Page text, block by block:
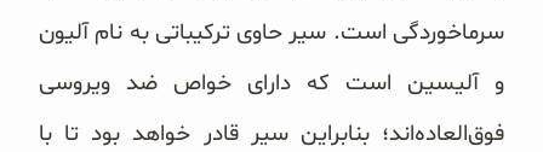
سرماخوردگی است. سیر حاوی ترکیباتی به نام آلیون
و آلیسین است که دارای خواص ضد ویروسی
فوق‌العاده‌اند؛ بنابراین سیر قادر خواهد بود تا با